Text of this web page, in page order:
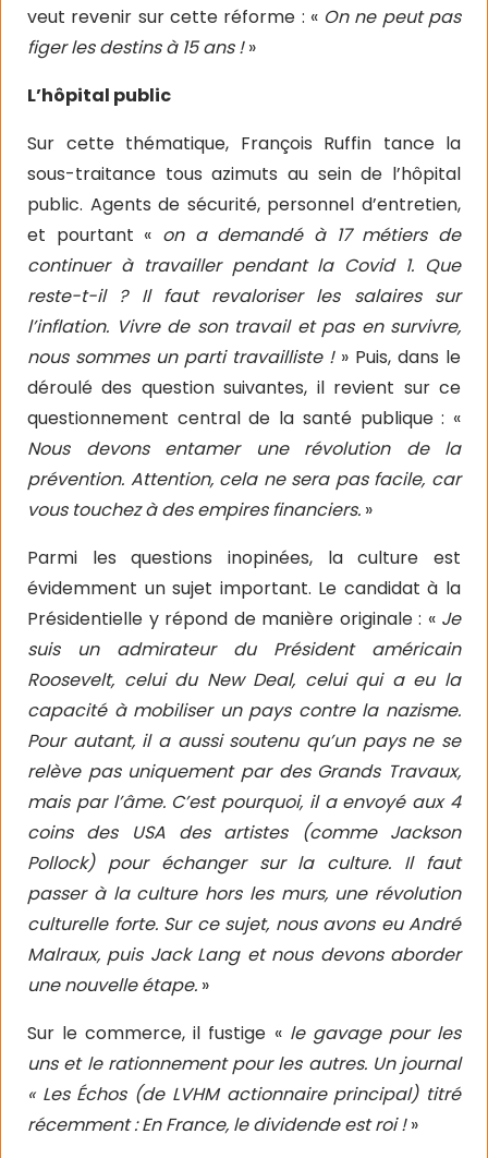
veut revenir sur cette réforme : « On ne peut pas
figer les destins à 15 ans !»
L’hôpital public
Sur cette thématique, François Ruffin tance la
sous-traitance tous azimuts au sein de l’hôpital
public. Agents de sécurité, personnel d’entretien,
et pourtant « on a demandé à 17 métiers de
continuer à travailler pendant la Covid 1. Que
reste-t-il ? Il faut revaloriser les salaires sur
l’inflation. Vivre de son travail et pas en survivre,
nous sommes un parti travailliste !» Puis, dans le
déroulé des question suivantes, il revient sur ce
questionnement central de la santé publique : «
Nous devons entamer une révolution de la
prévention. Attention, cela ne sera pas facile, car
vous touchez à des empires financiers. »
Parmi les questions inopinées, la culture est
évidemment un sujet important. Le candidat à la
Présidentielle y répond de manière originale : « Je
suis un admirateur du Président américain
Roosevelt, celui du New Deal, celui qui a eu la
capacité à mobiliser un pays contre la nazisme.
Pour autant, il a aussi soutenu qu’un pays ne se
relève pas uniquement par des Grands Travaux,
mais par l’âme. C’est pourquoi, il a envoyé aux 4
coins des USA des artistes (comme Jackson
Pollock) pour échanger sur la culture. Il faut
passer à la culture hors les murs, une révolution
culturelle forte. Sur ce sujet, nous avons eu André
Malraux, puis Jack Lang et nous devons aborder
une nouvelle étape. »
Sur le commerce, il fustige «le gavage pour les
uns et le rationnement pour les autres. Un journal
« Les Échos (de LVHM actionnaire principal) titré
récemment : En France, le dividende est roi !»